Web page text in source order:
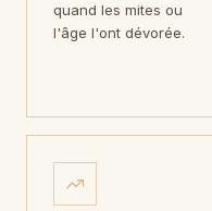
quand les mites ou
l'âge l'ont dévorée.